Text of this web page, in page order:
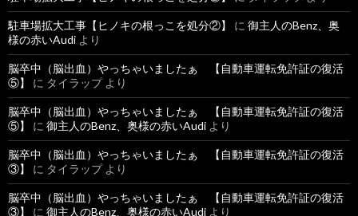
駐車場拡大工事【ヒノキの根っこを処分②】 に 御主人のBenz、奥
様の赤いAudi より
脳卒中（脳出血）やっちゃいましたぁ 【自動車運転免許証の復活
⑤】
に タイラップより
脳卒中（脳出血）やっちゃいましたぁ 【自動車運転免許証の復活
⑤】
に 御主人のBenz、奥様の赤いAudi より
脳卒中（脳出血）やっちゃいましたぁ 【自動車運転免許証の復活
③】
に タイラップより
脳卒中（脳出血）やっちゃいましたぁ 【自動車運転免許証の復活
③】
に 御主人のBenz、奥様の赤いAudi より